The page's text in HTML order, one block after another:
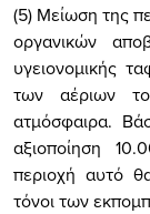
(5) Μείωση της
οργανικών
υγειονομικής
των αέριων
ατμόσφαιρα.
αξιοποίηση
περιοχή αυτό
τόνοι των